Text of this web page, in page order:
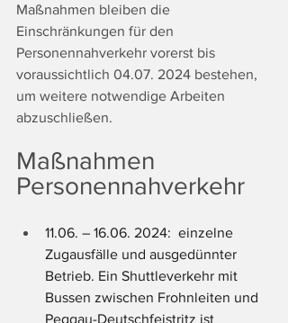
Maßnahmen bleiben die
Einschränkungen für den
Personennahverkehr vorerst bis
voraussichtlich 04.07. 2024 bestehen,
um weitere notwendige Arbeiten
abzuschließen.
Maßnahmen
Personennahverkehr
11.06. – 16.06. 2024:  einzelne
Zugausfälle und ausgedünnter
Betrieb. Ein Shuttleverkehr mit
Bussen zwischen Frohnleiten und
Peggau-Deutschfeistritz ist